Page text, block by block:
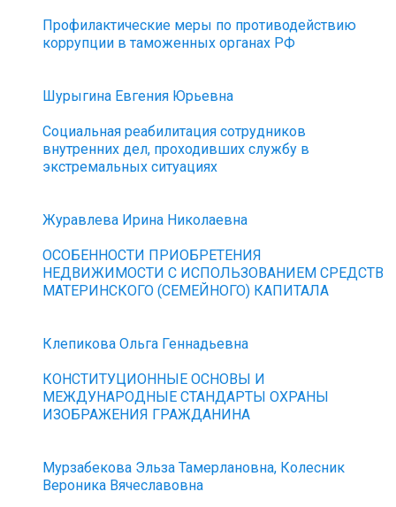
Профилактические меры по противодействию
коррупции в таможенных органах РФ
Шурыгина Евгения Юрьевна
Социальная реабилитация сотрудников
внутренних дел, проходивших службу в
экстремальных ситуациях
Журавлева Ирина Николаевна
ОСОБЕННОСТИ ПРИОБРЕТЕНИЯ
НЕДВИЖИМОСТИ С ИСПОЛЬЗОВАНИЕМ СРЕДСТВ
МАТЕРИНСКОГО (СЕМЕЙНОГО) КАПИТАЛА
Клепикова Ольга Геннадьевна
КОНСТИТУЦИОННЫЕ ОСНОВЫ И
МЕЖДУНАРОДНЫЕ СТАНДАРТЫ ОХРАНЫ
ИЗОБРАЖЕНИЯ ГРАЖДАНИНА
Мурзабекова Эльза Тамерлановна, Колесник
Вероника Вячеславовна